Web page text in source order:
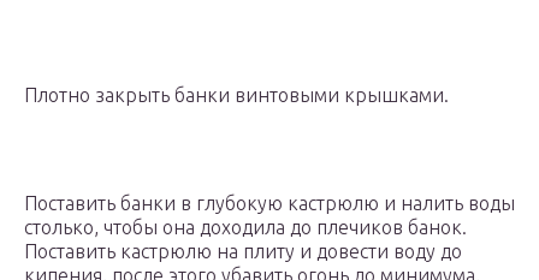
Плотно закрыть банки винтовыми крышками.
Поставить банки в глубокую кастрюлю и налить воды
столько, чтобы она доходила до плечиков банок.
Поставить кастрюлю на плиту и довести воду до
кипения, после этого убавить огонь до минимума,